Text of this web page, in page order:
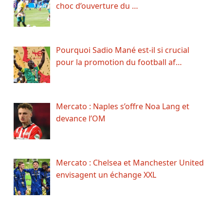
choc d’ouverture du …
Pourquoi Sadio Mané est-il si crucial
pour la promotion du football af…
Mercato : Naples s’offre Noa Lang et
devance l’OM
Mercato : Chelsea et Manchester United
envisagent un échange XXL